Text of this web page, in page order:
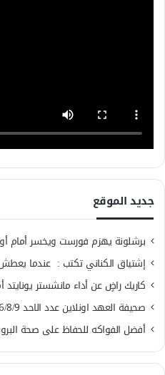
جديد الموقع
برشلونة يهزم فورست ويخسر أمام
إشتياق الكناني تكتب : عندما يعطش
كاريك راضٍ عن أداء مانشستر
صحيفة العهد اونلاين عدد الاحد 2026/8/9
أفضل الفواكه للحفاظ على صحة